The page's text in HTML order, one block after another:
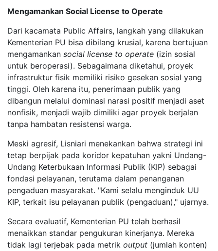
Mengamankan Social License to Operate
Dari kacamata Public Affairs, langkah yang dilakukan
Kementerian PU bisa dibilang krusial, karena bertujuan
mengamankan social license to operate (izin sosial
untuk beroperasi). Sebagaimana diketahui, proyek
infrastruktur fisik memiliki risiko gesekan sosial yang
tinggi. Oleh karena itu, penerimaan publik yang
dibangun melalui dominasi narasi positif menjadi aset
nonfisik, menjadi wajib dimiliki agar proyek berjalan
tanpa hambatan resistensi warga.
Meski agresif, Lisniari menekankan bahwa strategi ini
tetap berpijak pada koridor kepatuhan yakni Undang-
Undang Keterbukaan Informasi Publik (KIP) sebagai
fondasi pelayanan, terutama dalam penanganan
pengaduan masyarakat. "Kami selalu menginduk UU
KIP, terkait isu pelayanan publik (pengaduan)," ujarnya.
Secara evaluatif, Kementerian PU telah berhasil
menaikkan standar pengukuran kinerjanya. Mereka
tidak lagi terjebak pada metrik output (jumlah konten)